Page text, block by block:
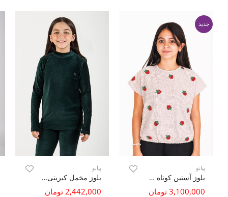
جدید
پیانو
بلوز آستین کوتاه ساده بافت چهار خونه
3,100,000 تومان
پیانو
بلوز مخمل کبریتی یقه سه سانت
2,442,000 تومان